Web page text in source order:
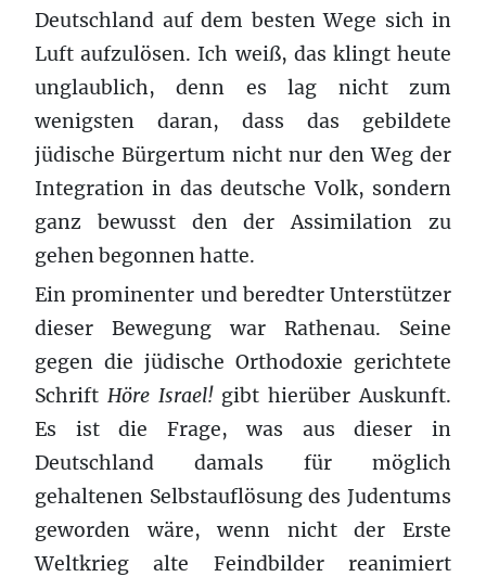
Deutschland auf dem besten Wege sich in
Luft aufzulösen. Ich weiß, das klingt heute
unglaublich, denn es lag nicht zum
wenigsten daran, dass das gebildete
jüdische Bürgertum nicht nur den Weg der
Integration in das deutsche Volk, sondern
ganz bewusst den der Assimilation zu
gehen begonnen hatte.
Ein prominenter und beredter Unterstützer
dieser Bewegung war Rathenau. Seine
gegen die jüdische Orthodoxie gerichtete
Schrift Höre Israel!gibt hierüber Auskunft.
Es ist die Frage, was aus dieser in
Deutschland damals für möglich
gehaltenen Selbstauflösung des Judentums
geworden wäre, wenn nicht der Erste
Weltkrieg alte Feindbilder reanimiert